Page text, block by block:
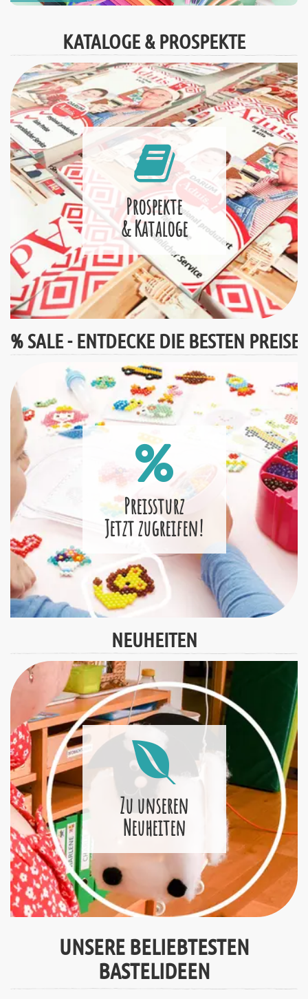
KATALOGE & PROSPEKTE
Prospekte
& Kataloge
% SALE - ENTDECKE DIE BESTEN PREISE
Preissturz
Jetzt zugreifen!
NEUHEITEN
Zu unseren
Neuheiten
UNSERE BELIEBTESTEN
BASTELIDEEN